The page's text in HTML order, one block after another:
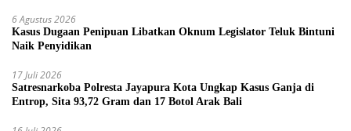
6 Agustus 2026
Kasus Dugaan Penipuan Libatkan Oknum Legislator Teluk Bintuni
Naik Penyidikan
17 Juli 2026
Satresnarkoba Polresta Jayapura Kota Ungkap Kasus Ganja di
Entrop, Sita 93,72 Gram dan 17 Botol Arak Bali